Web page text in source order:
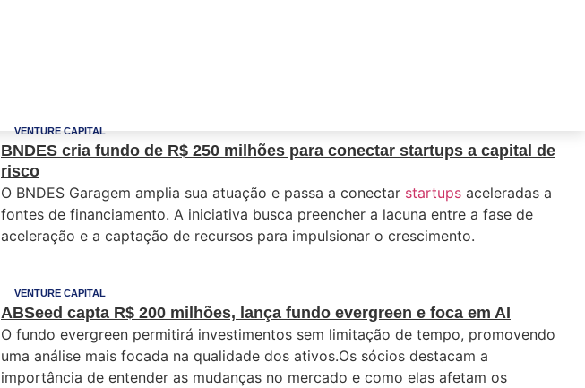
VENTURE CAPITAL
BNDES cria fundo de R$ 250 milhões para conectar startups a capital de
risco
O BNDES Garagem amplia sua atuação e passa a conectar startups aceleradas a
fontes de financiamento. A iniciativa busca preencher a lacuna entre a fase de
aceleração e a captação de recursos para impulsionar o crescimento.
VENTURE CAPITAL
ABSeed capta R$ 200 milhões, lança fundo evergreen e foca em AI
O fundo evergreen permitirá investimentos sem limitação de tempo, promovendo
uma análise mais focada na qualidade dos ativos.Os sócios destacam a
importância de entender as mudanças no mercado e como elas afetam os